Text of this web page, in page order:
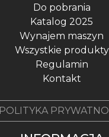
Do pobrania
Katalog 2025
Wynajem maszyn
Wszystkie produkty
Regulamin
Kontakt
POLITYKA